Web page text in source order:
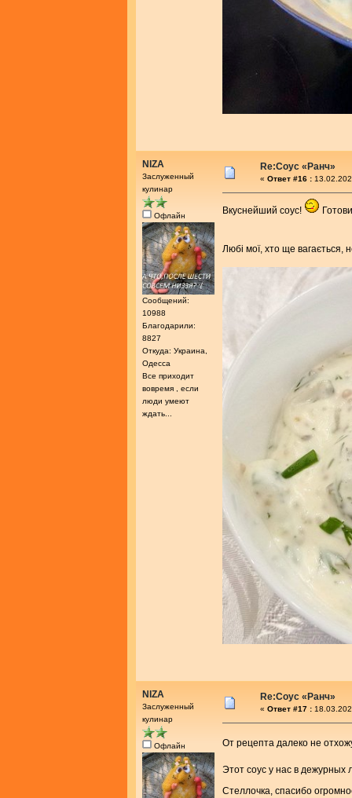
NIZA
Заслуженный
кулинар
Офлайн
Сообщений:
10988
Благодарили:
8827
Откуда: Украина,
Одесса
Все приходит
вовремя , если
люди умеют
ждать...
Re:Соус «Ранч»
« Ответ #16 :
Вкуснейший соус!
Любі мої, хто ще вагається,
NIZA
Заслуженный
кулинар
Офлайн
Re:Соус «Ранч»
« Ответ #17 :
От рецепта далеко не
Этот соус у нас в дежурных
Стеллочка, спасибо